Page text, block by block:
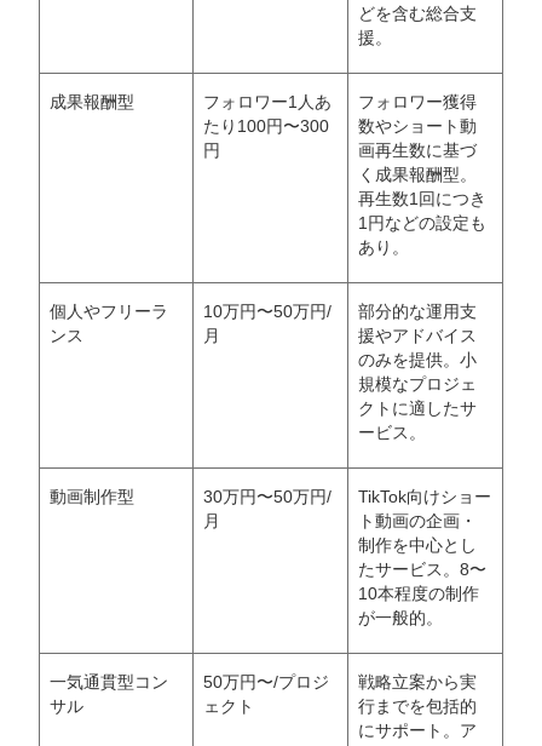
会社概要資料をダウンロー
〒160-0023 東京都新宿区西新宿3丁目7-30 フロ
どを含む総合支
援。
成果報酬型
フォロワー1人あ
たり100円〜300
円
フォロワー獲得
数やショート動
画再生数に基づ
く成果報酬型。
再生数1回につき
1円などの設定も
あり。
個人やフリーラ
ンス
10万円〜50万円/
月
部分的な運用支
援やアドバイス
のみを提供。小
規模なプロジェ
クトに適したサ
ービス。
動画制作型
30万円〜50万円/
月
TikTok向けショー
ト動画の企画・
制作を中心とし
たサービス。8〜
10本程度の制作
が一般的。
一気通貫型コン
サル
50万円〜/プロジ
ェクト
戦略立案から実
行までを包括的
にサポート。ア